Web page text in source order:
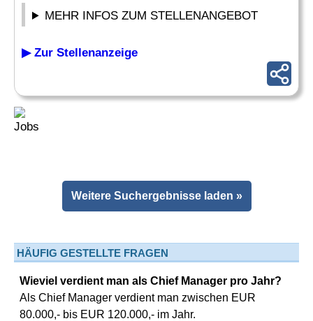
MEHR INFOS ZUM STELLENANGEBOT
▶ Zur Stellenanzeige
Weitere Suchergebnisse laden »
HÄUFIG GESTELLTE FRAGEN
Wieviel verdient man als Chief Manager pro Jahr?
Als Chief Manager verdient man zwischen EUR
80.000,- bis EUR 120.000,- im Jahr.